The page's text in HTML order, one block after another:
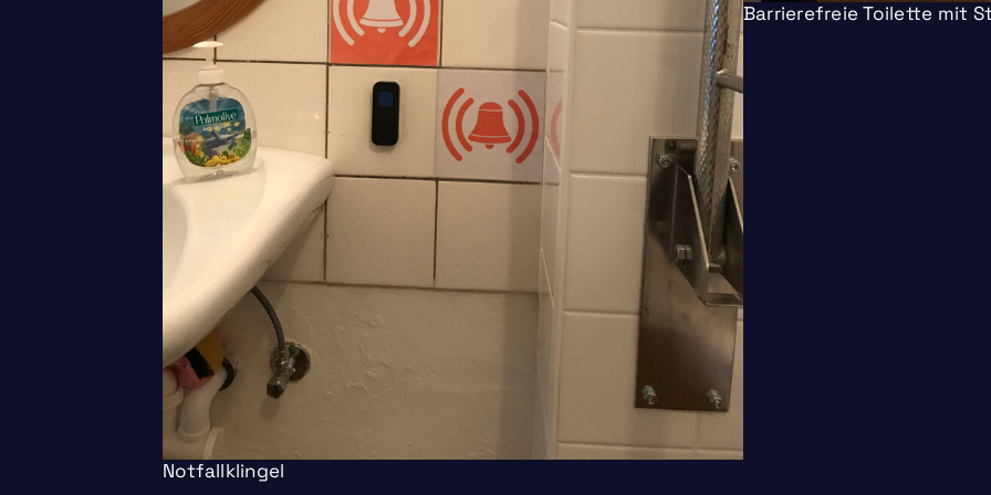
Notfallklingel
Barrierefreie Toilette mit